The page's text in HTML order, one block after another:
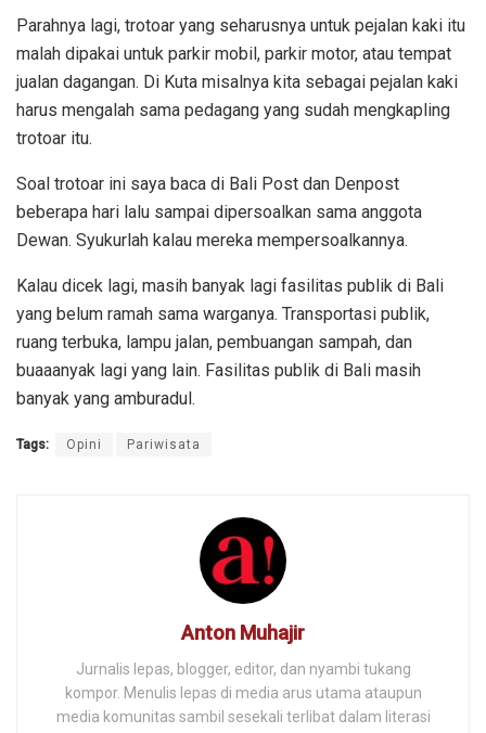
Parahnya lagi, trotoar yang seharusnya untuk pejalan kaki itu
malah dipakai untuk parkir mobil, parkir motor, atau tempat
jualan dagangan. Di Kuta misalnya kita sebagai pejalan kaki
harus mengalah sama pedagang yang sudah mengkapling
trotoar itu.
Soal trotoar ini saya baca di Bali Post dan Denpost
beberapa hari lalu sampai dipersoalkan sama anggota
Dewan. Syukurlah kalau mereka mempersoalkannya.
Kalau dicek lagi, masih banyak lagi fasilitas publik di Bali
yang belum ramah sama warganya. Transportasi publik,
ruang terbuka, lampu jalan, pembuangan sampah, dan
buaaanyak lagi yang lain. Fasilitas publik di Bali masih
banyak yang amburadul.
Tags: Opini Pariwisata
Anton Muhajir
Jurnalis lepas, blogger, editor, dan nyambi tukang
kompor. Menulis lepas di media arus utama ataupun
media komunitas sambil sesekali terlibat dalam literasi